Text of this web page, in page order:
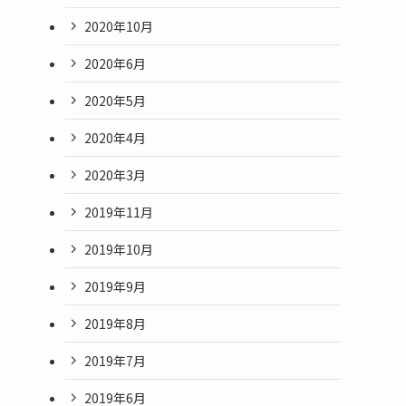
2020年10月
2020年6月
2020年5月
2020年4月
2020年3月
2019年11月
2019年10月
2019年9月
2019年8月
2019年7月
2019年6月